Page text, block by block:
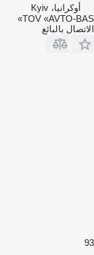
أوكرانيا، Kyiv
TOV «AVTO-BAS»
الاتصال بالبائع
93